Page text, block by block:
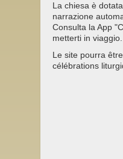
La chiesa è
narrazione
Consulta la App
metterti in viaggio.
Le site pourra
célébrations